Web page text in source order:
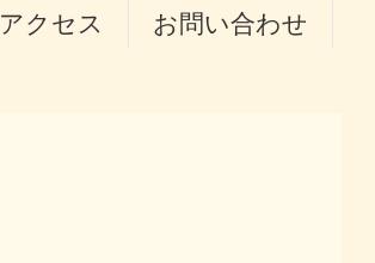
アクセス お問い合わせ